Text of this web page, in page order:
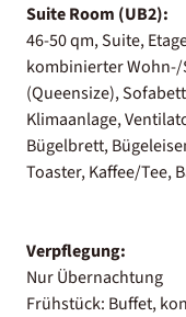
Suite Room (UB2):
46-50 qm, Suite,
kombinierter
(Queensize),
Klimaanlage,
Bügelbrett,
Toaster, Kaffee/Tee,
Verpflegung:
Nur Übernachtung
Frühstück: Buffet,